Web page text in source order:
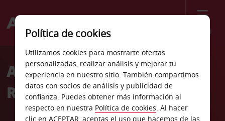
Menú
Welcome
AvisAlquiler de coches
Rovereto
Política de cookies
Utilizamos cookies para mostrarte ofertas
personalizadas, realizar análisis y mejorar tu
experiencia en nuestro sitio. También compartimos
datos con socios de análisis y publicidad de
confianza. Puedes obtener más información al
respecto en nuestra Política de cookies. Al hacer
clic en ACEPTAR, aceptas el uso que hacemos de las